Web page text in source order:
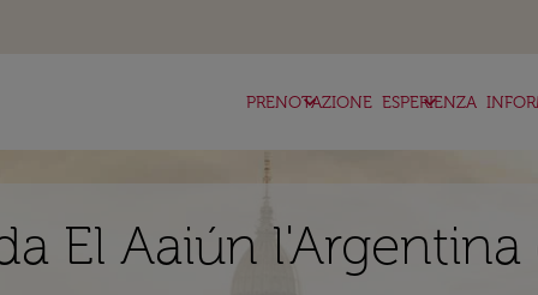
PRENOTAZIONE
keyboard_arrow_down ESPERIENZA
keyboard_arrow_down
El Aaiún